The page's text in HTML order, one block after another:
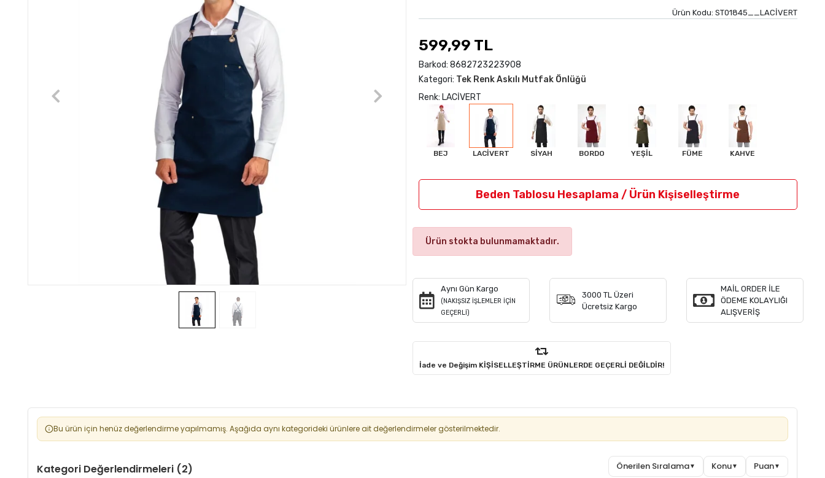
Ürün Kodu: ST01845__LACİVERT
599,99 TL
Barkod: 8682723223908
Kategori: Tek Renk Askılı Mutfak Önlüğü
Renk: LACİVERT
BEJ LACİVERT SİYAH BORDO YEŞİL FÜME KAHVE
Beden Tablosu Hesaplama / Ürün Kişiselleştirme
Ürün stokta bulunmamaktadır.
Aynı Gün Kargo
(NAKIŞSIZ İŞLEMLER İÇİN
GEÇERLİ)
3000 TL Üzeri
Ücretsiz Kargo
MAİL ORDER İLE
ÖDEME KOLAYLIĞI
ALIŞVERİŞ
İade ve Değişim KİŞİSELLEŞTİRME ÜRÜNLERDE GEÇERLİ DEĞİLDİR!
Bu ürün için henüz değerlendirme yapılmamış. Aşağıda aynı kategorideki ürünlere ait değerlendirmeler gösterilmektedir.
Kategori Değerlendirmeleri (2) Önerilen Sıralama▼ Konu▼ Puan▼